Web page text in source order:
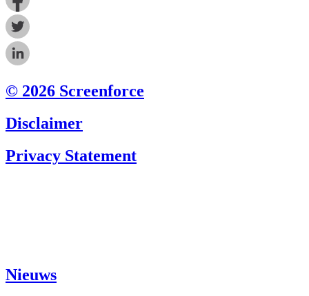
© 2026 Screenforce
Disclaimer
Privacy Statement
Nieuws